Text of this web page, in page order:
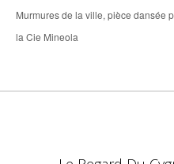
Murmures de la ville, pièce dansée
la Cie Mineola